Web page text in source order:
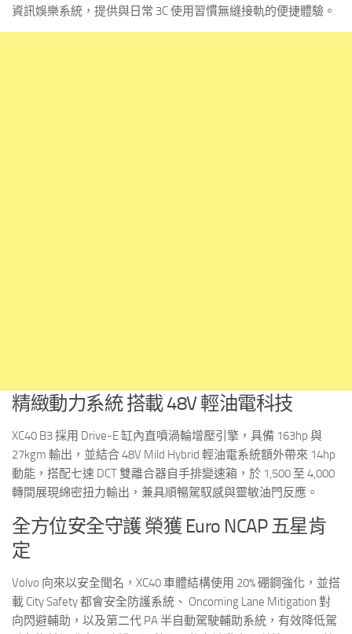
資訊娛樂系統，提供與日常 3C 使用習慣無縫接軌的便捷體驗。
精緻動力系統 搭載 48V 輕油電科技
XC40 B3 採用 Drive-E 缸內直噴渦輪增壓引擎，具備 163hp 與
27kgm 輸出，並結合 48V Mild Hybrid 輕油電系統額外帶來 14hp
動能，搭配七速 DCT 雙離合器自手排變速箱，於 1,500 至 4,000
轉間展現綿密扭力輸出，兼具順暢駕馭感與靈敏油門反應。
全方位安全守護 榮獲 Euro NCAP 五星肯
定
Volvo 向來以安全聞名，XC40 車體結構使用 20% 硼鋼強化，並搭
載 City Safety 都會安全防護系統、 Oncoming Lane Mitigation 對
向閃避輔助，以及第二代 PA 半自動駕駛輔助系統，有效降低駕